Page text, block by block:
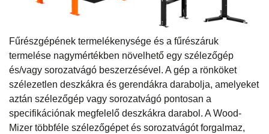
Fűrészgépének termelékenysége és a fűrészáruk
termelése nagymértékben növelhető egy szélezőgép
és/vagy sorozatvágó beszerzésével. A gép a rönköket
szélezetlen deszkákra és gerendákra darabolja, amelyeket
aztán szélezőgép vagy sorozatvágó pontosan a
specifikációnak megfelelő deszkákra darabol. A Wood-
Mizer többféle szélezőgépet és sorozatvágót forgalmaz,